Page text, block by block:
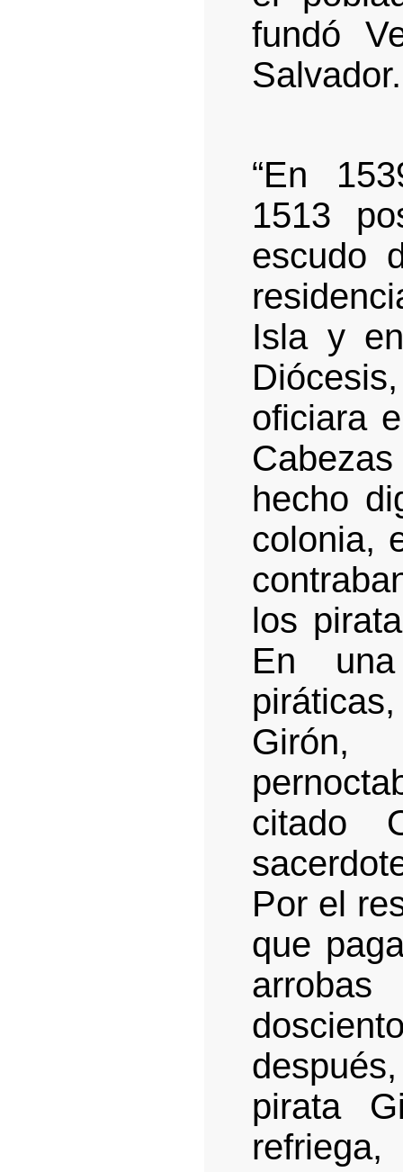
fundó
Salvador.
“En
1513
escudo
Isla y
oficiara
hecho
colonia,
los
En
Girón,
citado
Por el
que
pirata
refriega,